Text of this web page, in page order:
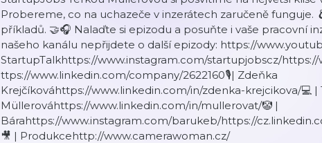
Probereme, co na uchazeče v inzerátech zaručeně
příkladů. 🤝🎧 Nalaďte si epizodu a posuňte i vaše pracovní
našeho kanálu nepřijdete o další epizody: https://
StartupTalkhttps://www.instagram.com/startupjobscz/
ttps://www.linkedin.com/company/2622160🎙| Zdeňka
Krejčíkováhttps://www.linkedin.com/in/zdenka-krejcikova/💻 |
Müllerováhttps://www.linkedin.com/in/mullerovat/🤡 |
Bárahttps://www.instagram.com/barukeb/https://
🎥 | Produkcehttp://www.camerawoman.cz/